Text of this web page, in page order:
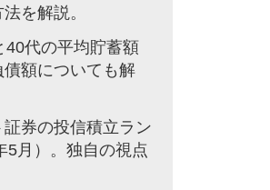
を解説。
40代の平均貯蓄額
額についても解
証券の投信積立ラン
5月）。独自の視点